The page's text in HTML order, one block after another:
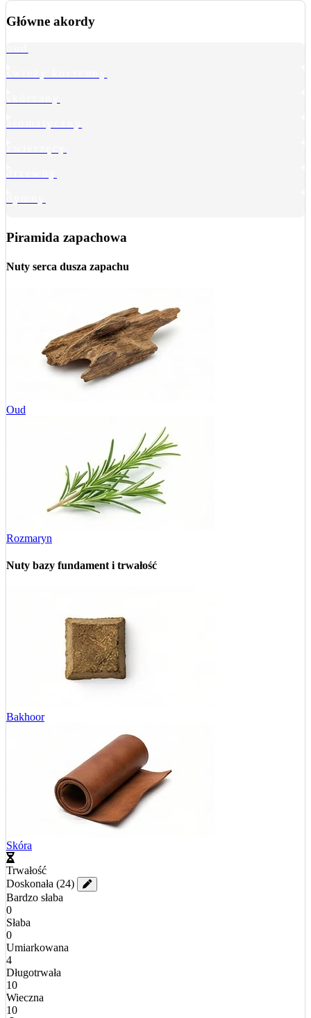
Główne akordy
Piramida zapachowa
Nuty serca dusza zapachu
Oud
Rozmaryn
Nuty bazy fundament i trwałość
Bakhoor
Skóra
Trwałość
Doskonała (24)
Bardzo słaba
0
Słaba
0
Umiarkowana
4
Długotrwała
10
Wieczna
10